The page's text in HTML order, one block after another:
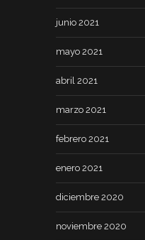
junio 2021
mayo 2021
abril 2021
marzo 2021
febrero 2021
enero 2021
diciembre 2020
noviembre 2020